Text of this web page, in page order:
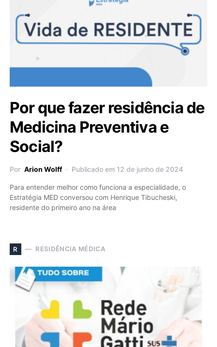
Por que fazer residência de
Medicina Preventiva e
Social?
Por Arion Wolff Publicado em 12 de junho de 2024
Para entender melhor como funciona a especialidade, o
Estratégia MED conversou com Henrique Tibucheski,
residente do primeiro ano na área
R RESIDÊNCIA MÉDICA